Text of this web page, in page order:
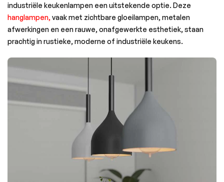
industriële keukenlampen een uitstekende optie. Deze
hanglampen, vaak met zichtbare gloeilampen, metalen
afwerkingen en een rauwe, onafgewerkte esthetiek, staan ​​
prachtig in rustieke, moderne of industriële keukens.